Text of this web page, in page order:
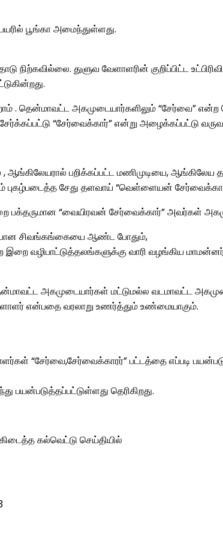
பூங்கா அமைந்துள்ளது.
நிற்கவில்லை. துளுவ வேளாளரின் குறிப்பிட்ட
அகமுடையார்களிலும் “சேர்வை” என்ற
“சேர்வைக்கார்” என்று அழைக்கப்பட்டு
பறிக்கப்பட்ட மணிமுடியை, ஆங்கிலேய
புகழ்படைத்த சேது தளவாய் “வெள்ளையன்
பக்தருமான “வையிரவன் சேர்வைக்கார்” அவர்கள்
சிவங்கங்கையை ஆண்ட போதும்,
வழிபாட்டுத்தலங்களுக்கு வாரி வழங்கிய
அகமுடையார்கள் மட்டுமல்ல வடமாவட்ட
என்பதை வரலாறு உணர்த்தும் உண்மையாகும்.
“சேர்வை,சேர்வைக்காரர்” பட்டத்தை எப்படி
தெரிகிறது.
கல்வெட்டு செய்தியில்